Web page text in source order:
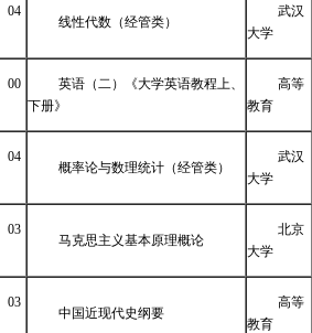
04
线性代数（经管类）
武汉
大学
00
英语（二）《大学英语教程上、
下册》
高等
教育
04
概率论与数理统计（经管类）
武汉
大学
03
马克思主义基本原理概论
北京
大学
03
中国近现代史纲要
高等
教育